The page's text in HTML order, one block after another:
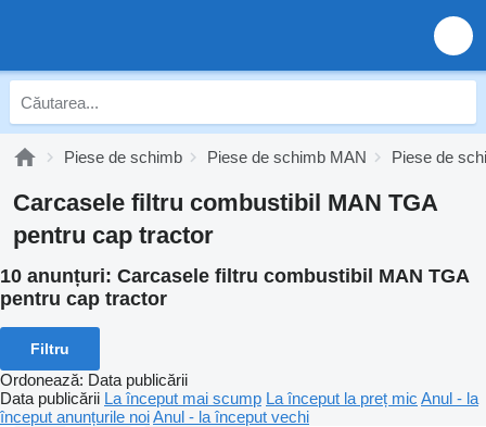
Piese de schimb Piese de schimb MAN Piese de
Carcasele filtru combustibil MAN TGA
pentru cap tractor
10 anunțuri: Carcasele filtru combustibil MAN TGA
pentru cap tractor
Filtru
Ordonează: Data publicării
Data publicării La început mai scump La început la preț mic Anul - la
început anunțurile noiAnul - la început vechi